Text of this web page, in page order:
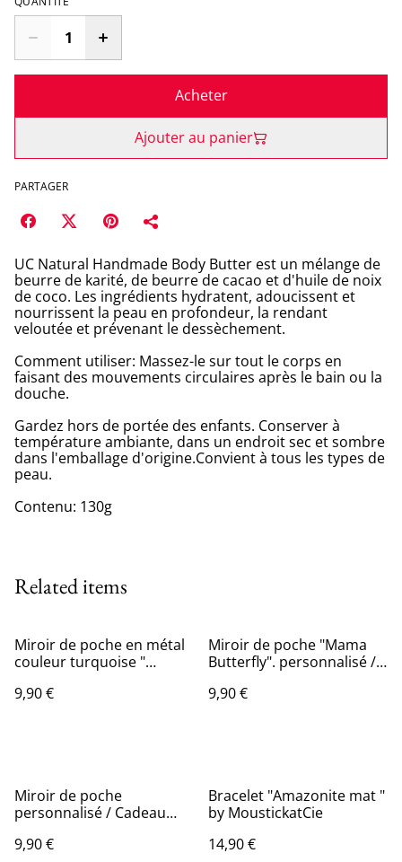
Acheter
Ajouter au panier
PARTAGER
UC Natural Handmade Body Butter est un mélange de
beurre de karité, de beurre de cacao et d'huile de noix
de coco. Les ingrédients hydratent, adoucissent et
nourrissent la peau en profondeur, la rendant
veloutée et prévenant le dessèchement.
Comment utiliser: Massez-le sur tout le corps en
faisant des mouvements circulaires après le bain ou la
douche.
Gardez hors de portée des enfants. Conserver à
température ambiante, dans un endroit sec et sombre
dans l'emballage d'origine.Convient à tous les types de
peau.
Contenu: 130g
Related items
Miroir de poche en métal
couleur turquoise "
9,90 €
Miroir de poche "Mama
Butterfly". personnalisé /
maman
9,90 €
Miroir de poche
personnalisé / Cadeau
9,90 €
Bracelet "Amazonite mat "
by MoustickatCie
14,90 €